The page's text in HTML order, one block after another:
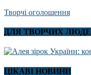
Творчі оголошення
ДЛЯ ТВОРЧИХ
ЦІКАВІ НОВИНИ